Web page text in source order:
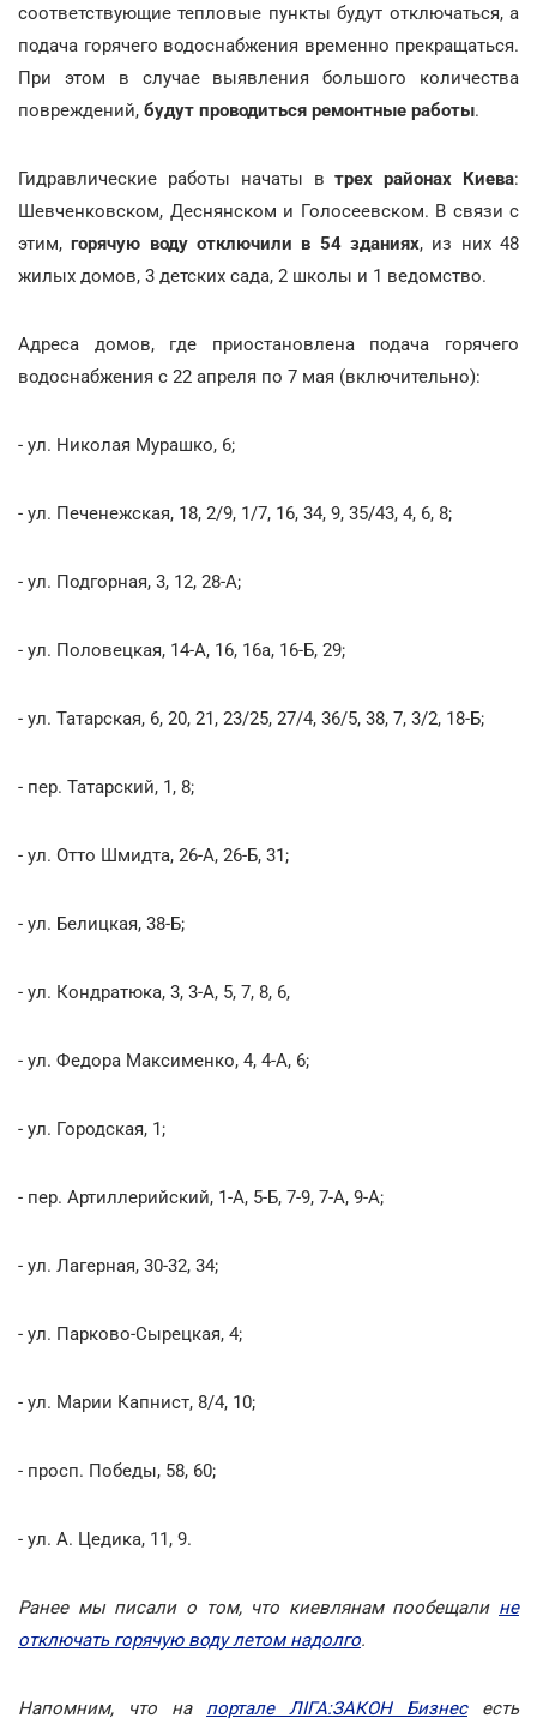
соответствующие тепловые пункты будут отключаться, а
подача горячего водоснабжения временно прекращаться.
При этом в случае выявления большого количества
повреждений, будут проводиться ремонтные работы.
Гидравлические работы начаты втрех районах Киева:
Шевченковском, Деснянском и Голосеевском. В связи с
этим,горячую воду отключили в 54 зданиях, из них 48
жилых домов, 3 детских сада, 2 школы и 1 ведомство.
Адреса домов, где приостановлена подача горячего
водоснабжения с 22 апреля по 7 мая (включительно):
- ул. Николая Мурашко, 6;
- ул. Печенежская, 18, 2/9, 1/7, 16, 34, 9, 35/43, 4, 6, 8;
- ул. Подгорная, 3, 12, 28-А;
- ул. Половецкая, 14-А, 16, 16а, 16-Б, 29;
- ул. Татарская, 6, 20, 21, 23/25, 27/4, 36/5, 38, 7, 3/2, 18-Б;
- пер. Татарский, 1, 8;
- ул. Отто Шмидта, 26-А, 26-Б, 31;
- ул. Белицкая, 38-Б;
- ул. Кондратюка, 3, 3-А, 5, 7, 8, 6,
- ул. Федора Максименко, 4, 4-А, 6;
- ул. Городская, 1;
- пер. Артиллерийский, 1-А, 5-Б, 7-9, 7-А, 9-А;
- ул. Лагерная, 30-32, 34;
- ул. Парково-Сырецкая, 4;
- ул. Марии Капнист, 8/4, 10;
- просп. Победы, 58, 60;
- ул. А. Цедика, 11, 9.
Ранее мы писали о том, что киевлянам пообещали не
отключать горячую воду летом надолго.
Напомним, что на портале ЛІГА:ЗАКОН Бизнесесть